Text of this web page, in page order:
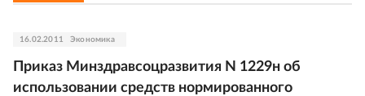
16.02.2011 Экономика
Приказ Минздравсоцразвития N 1229н об
использовании средств нормированного